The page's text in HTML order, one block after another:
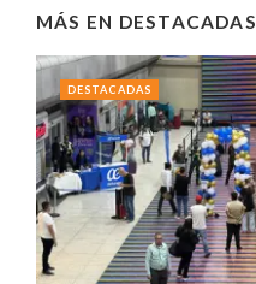
MÁS EN DESTACADAS
DESTACADAS